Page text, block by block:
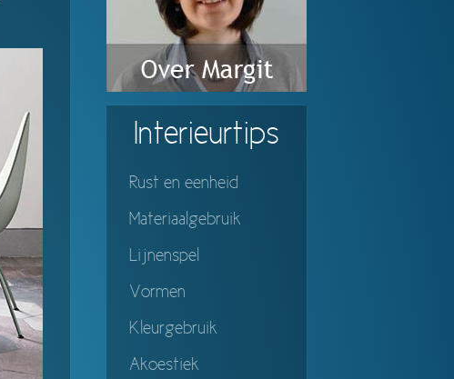
Interieurtips
Rust en eenheid
Materiaalgebruik
Lijnenspel
Vormen
Kleurgebruik
Akoestiek